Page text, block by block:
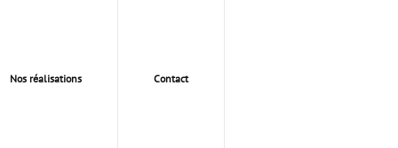
Nos réalisations Contact